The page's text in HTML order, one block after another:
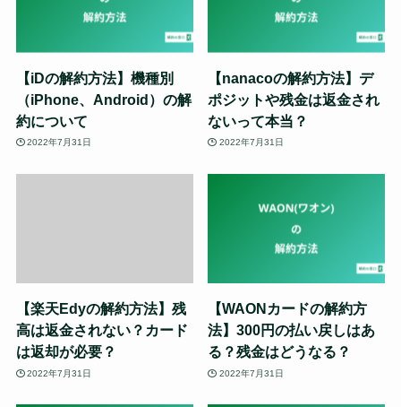
【iDの解約方法】機種別
（iPhone、Android）の解
約について
2022年7月31日
【nanacoの解約方法】デ
ポジットや残金は返金され
ないって本当？
2022年7月31日
【楽天Edyの解約方法】残
高は返金されない？カード
は返却が必要？
2022年7月31日
【WAONカードの解約方
法】300円の払い戻しはあ
る？残金はどうなる？
2022年7月31日